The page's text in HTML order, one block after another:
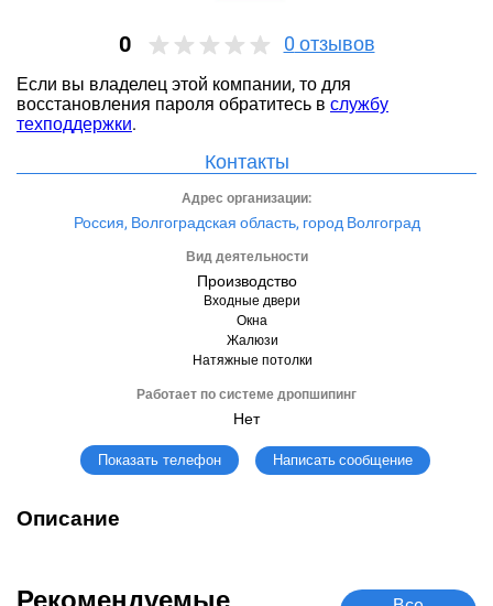
0 0 отзывов
Если вы владелец этой компании, то для
восстановления пароля обратитесь в службу
техподдержки.
Контакты
Адрес организации:
Россия, Волгоградская область, город Волгоград
Вид деятельности
Производство
Входные двери
Окна
Жалюзи
Натяжные потолки
Работает по системе дропшипинг
Нет
Показать телефон Написать сообщение
Описание